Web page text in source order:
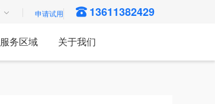
13611382429
服务区域 关于我们